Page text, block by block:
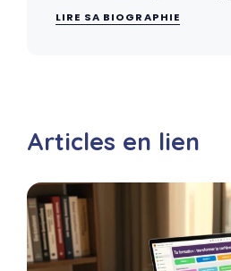
LIRE SA BIOGRAPHIE
Articles en lien